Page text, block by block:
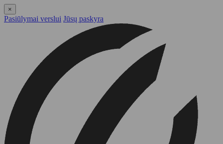
×
Pasiūlymai verslui Jūsų paskyra